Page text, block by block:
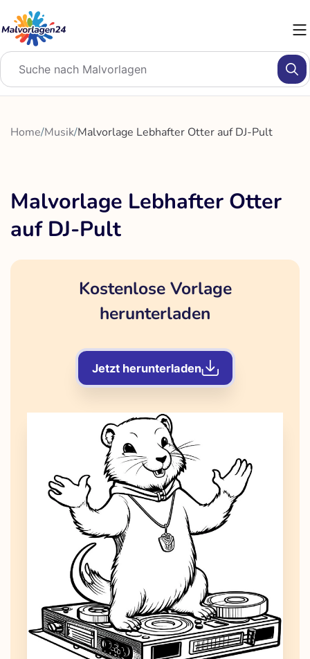
Inhalt
springen
Home/Musik/Malvorlage Lebhafter Otter auf DJ-Pult
Malvorlage Lebhafter Otter
auf DJ-Pult
Kostenlose Vorlage
herunterladen
Jetzt herunterladen